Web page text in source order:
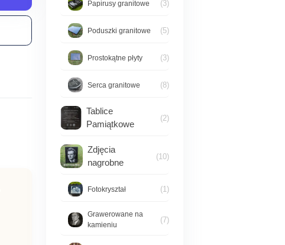
Papirusy granitowe (3)
Poduszki granitowe (5)
Prostokątne płyty (3)
Serca granitowe (8)
Tablice
Pamiątkowe
(2)
Zdjęcia
nagrobne
(10)
Fotokryształ (1)
Grawerowane na
kamieniu
(7)